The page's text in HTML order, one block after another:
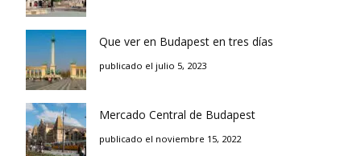
Que ver en Budapest en tres días
publicado el julio 5, 2023
Mercado Central de Budapest
publicado el noviembre 15, 2022